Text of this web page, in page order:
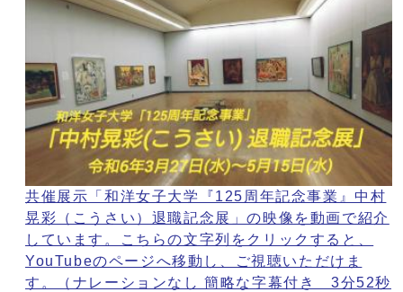
共催展示「和洋女子大学『125周年記念事業』中村
晃彩（こうさい）退職記念展」の映像を動画で紹介
しています。こちらの文字列をクリックすると、
YouTubeのページへ移動し、ご視聴いただけま
す。（ナレーションなし 簡略な字幕付き 3分52秒